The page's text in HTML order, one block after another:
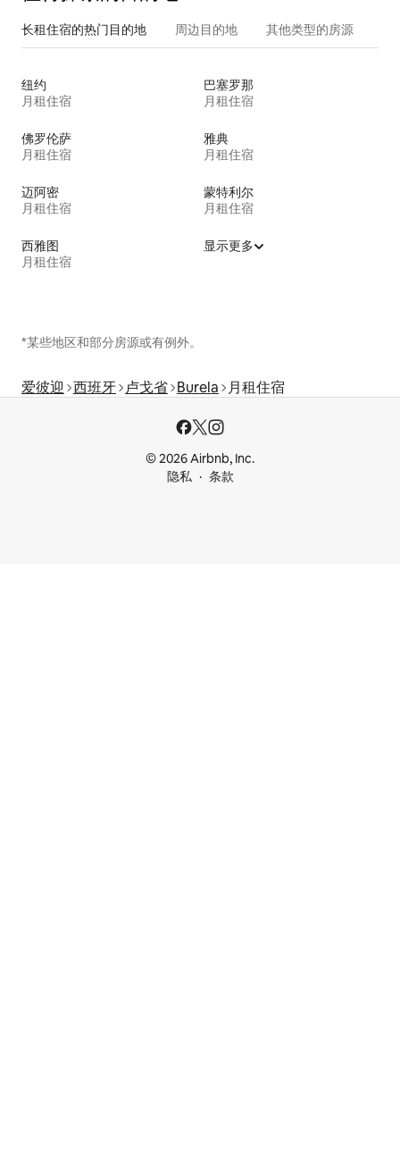
长租住宿的热门目的地 周边目的地 其他类型的房源
纽约
月租住宿
巴塞罗那
月租住宿
佛罗伦萨
月租住宿
雅典
月租住宿
迈阿密
月租住宿
蒙特利尔
月租住宿
西雅图
月租住宿
显示更多
*某些地区和部分房源或有例外。
爱彼迎 西班牙 卢戈省 Burela 月租住宿
© 2026 Airbnb, Inc.
隐私
条款